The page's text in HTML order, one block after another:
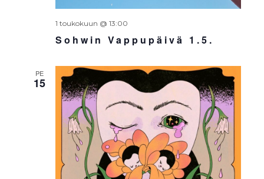
Sohwin Vappupäivä 1.5.
1 toukokuun @ 13:00
PE
15